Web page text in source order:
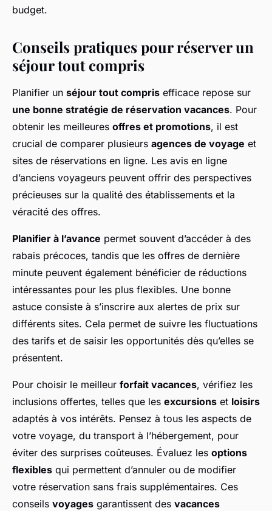
budget.
Conseils pratiques pour réserver un
séjour tout compris
Planifier un séjour tout compris efficace repose sur
une bonne stratégie de réservation vacances. Pour
obtenir les meilleures offres et promotions, il est
crucial de comparer plusieurs agences de voyage et
sites de réservations en ligne. Les avis en ligne
d’anciens voyageurs peuvent offrir des perspectives
précieuses sur la qualité des établissements et la
véracité des offres.
Planifier à l’avance permet souvent d’accéder à des
rabais précoces, tandis que les offres de dernière
minute peuvent également bénéficier de réductions
intéressantes pour les plus flexibles. Une bonne
astuce consiste à s’inscrire aux alertes de prix sur
différents sites. Cela permet de suivre les fluctuations
des tarifs et de saisir les opportunités dès qu’elles se
présentent.
Pour choisir le meilleur forfait vacances, vérifiez les
inclusions offertes, telles que les excursions et loisirs
adaptés à vos intérêts. Pensez à tous les aspects de
votre voyage, du transport à l’hébergement, pour
éviter des surprises coûteuses. Évaluez les options
flexibles qui permettent d’annuler ou de modifier
votre réservation sans frais supplémentaires. Ces
conseils voyages garantissent des vacances